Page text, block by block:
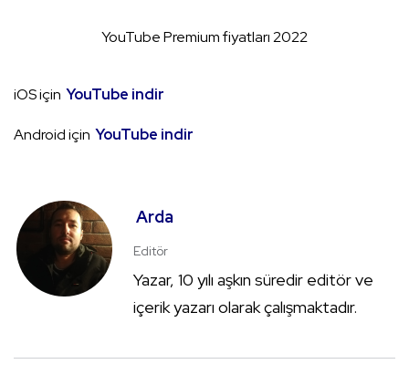
YouTube Premium fiyatları 2022
iOS için YouTube indir
Android için YouTube indir
Arda
Editör
Yazar, 10 yılı aşkın süredir editör ve
içerik yazarı olarak çalışmaktadır.